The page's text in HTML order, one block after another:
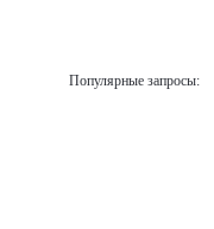
Популярные запросы: